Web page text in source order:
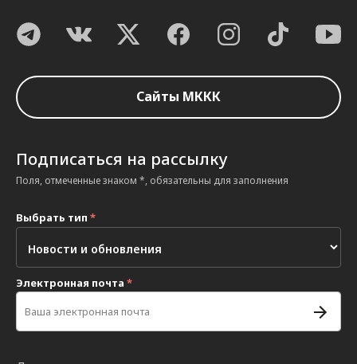
Сайты МККК
Подписаться на рассылку
Поля, отмеченные знаком *, обязательны для заполнения
Выбрать тип *
Электронная почта *